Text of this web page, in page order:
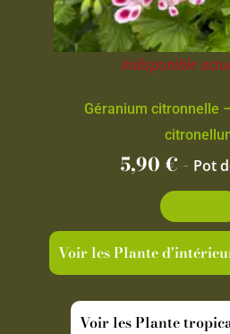
Indisponible
Géranium citronnelle
5,90€ - Pot
Voir les Plante
Voir les Plante